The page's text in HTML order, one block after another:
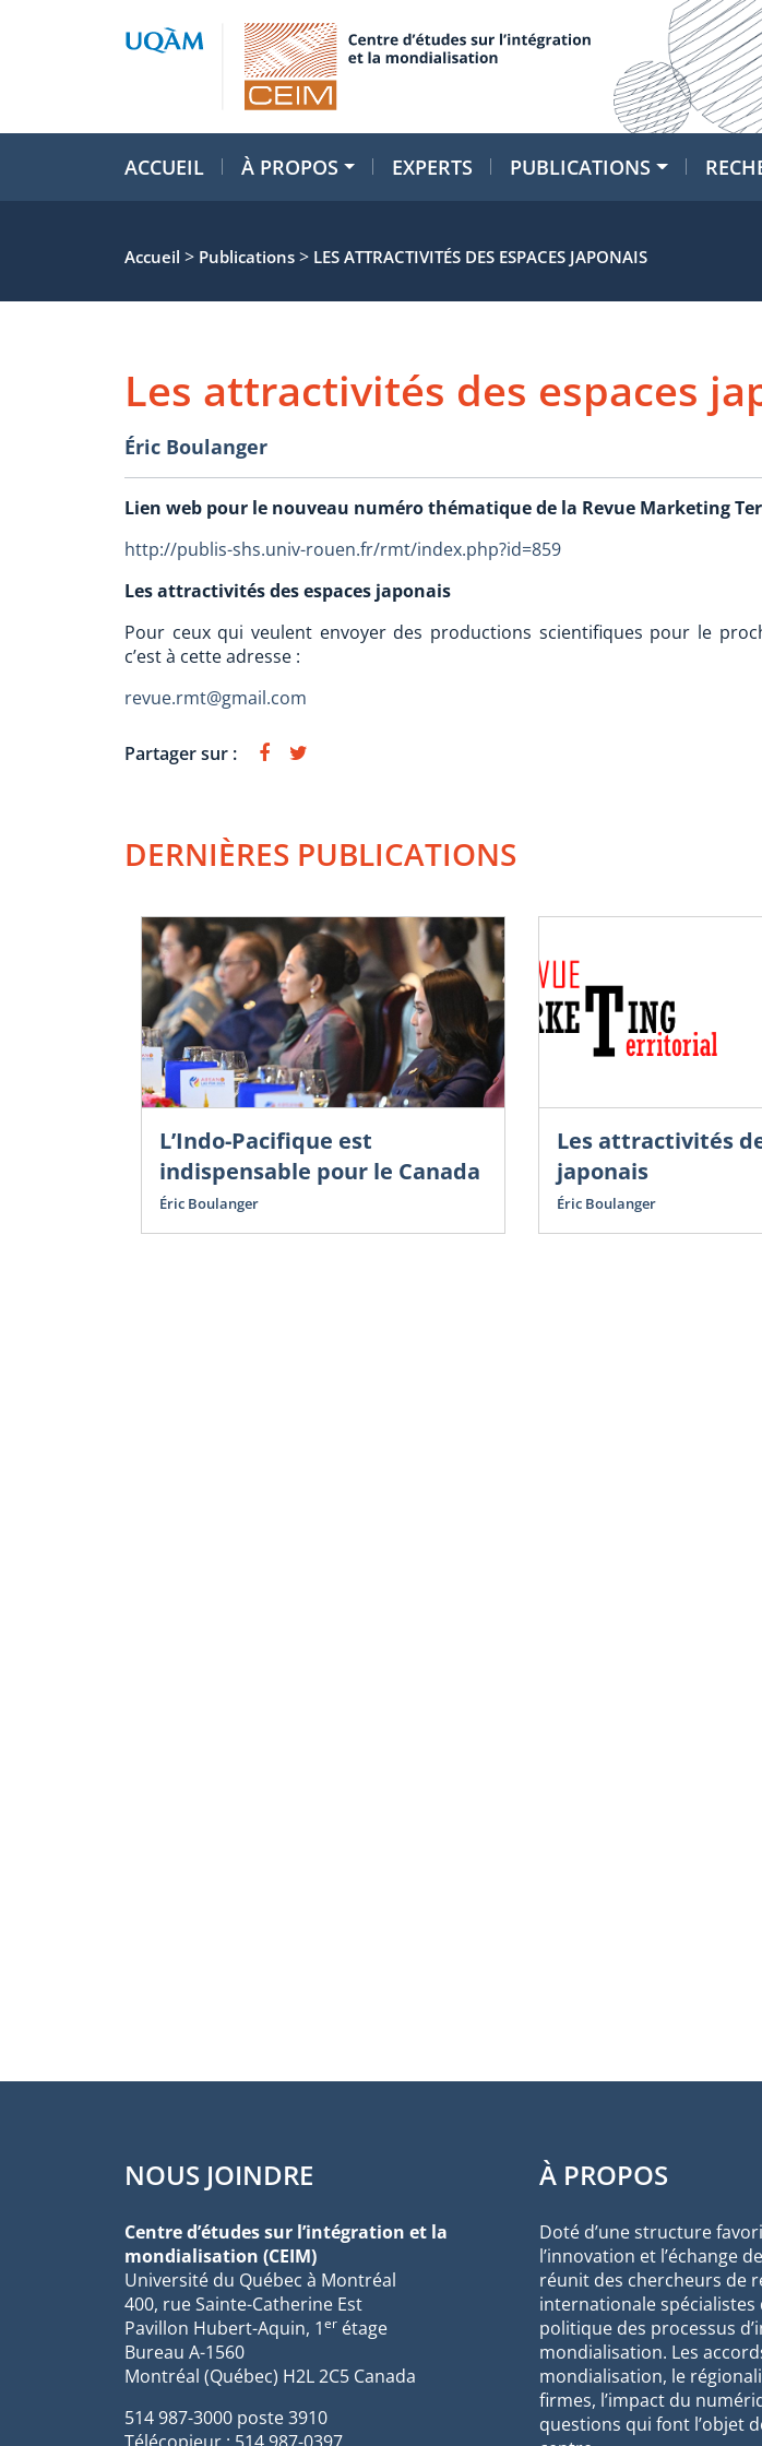
ACCUEIL À PROPOS EXPERTS PUBLICATIONS
Accueil > Publications > LES ATTRACTIVITÉS DES ESPACES JAPONAIS
Les attractivités des espaces
Éric Boulanger
Lien web pour le nouveau numéro thématique de la Revue Marketing
http://publis-shs.univ-rouen.fr/rmt/index.php?id=859
Les attractivités des espaces japonais
Pour ceux qui veulent envoyer des productions scientifiques pour le
c’est à cette adresse :
revue.rmt@gmail.com
Partager sur :
DERNIÈRES PUBLICATIONS
L’Indo-Pacifique est
indispensable pour le Canada
Éric Boulanger
Les attractivités
japonais
Éric Boulanger
NOUS JOINDRE
Centre d’études sur l’intégration et la
mondialisation (CEIM)
Université du Québec à Montréal
400, rue Sainte-Catherine Est
Pavillon Hubert-Aquin, 1er étage
Bureau A-1560
Montréal (Québec) H2L 2C5 Canada
514 987-3000 poste 3910
À PROPOS
Doté d’une structure
l’innovation et l’échange
réunit des chercheurs de
internationale spécialistes
politique des processus
mondialisation. Les
mondialisation, le
firmes, l’impact du
questions qui font l’objet